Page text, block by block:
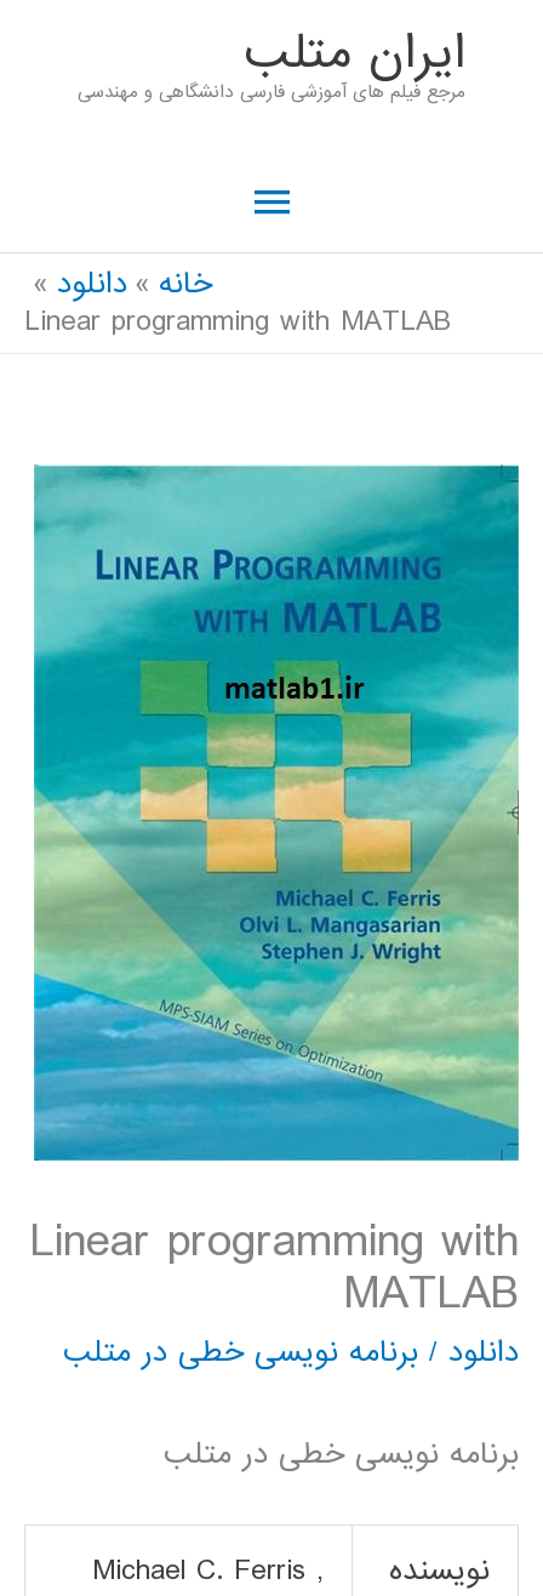
ايران متلب
مرجع فیلم های آموزشی فارسی دانشگاهی و مهندسی
فهرست
اصلیخانه
دانلود
Linear programming with MATLAB
Linear programming with
MATLAB
دانلود / برنامه نویسی خطی در متلب
برنامه نویسی خطی در متلب
نویسنده
Michael C. Ferris ,